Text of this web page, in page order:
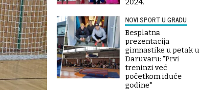
2024.
NOVI SPORT U GRADU
Besplatna
prezentacija
gimnastike u petak u
Daruvaru: "Prvi
treninzi već
početkom iduće
godine"